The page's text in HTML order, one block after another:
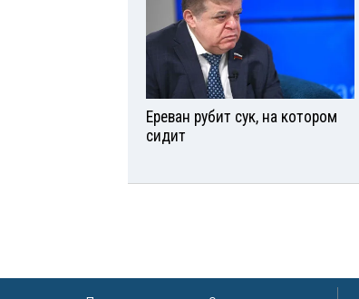
Ереван рубит сук, на котором
сидит